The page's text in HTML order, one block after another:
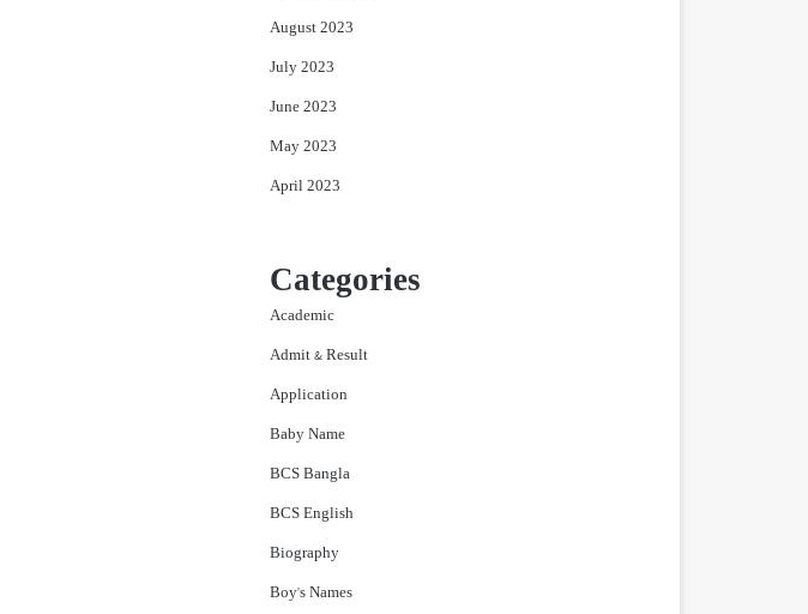
August 2023
July 2023
June 2023
May 2023
April 2023
Categories
Academic
Admit & Result
Application
Baby Name
BCS Bangla
BCS English
Biography
Boy's Names